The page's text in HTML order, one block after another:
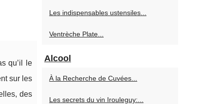
qu’il le
sur les
des
Les indispensables ustensiles...
Ventrèche Plate...
Alcool
À la Recherche de Cuvées...
Les secrets du vin Irouleguy:...